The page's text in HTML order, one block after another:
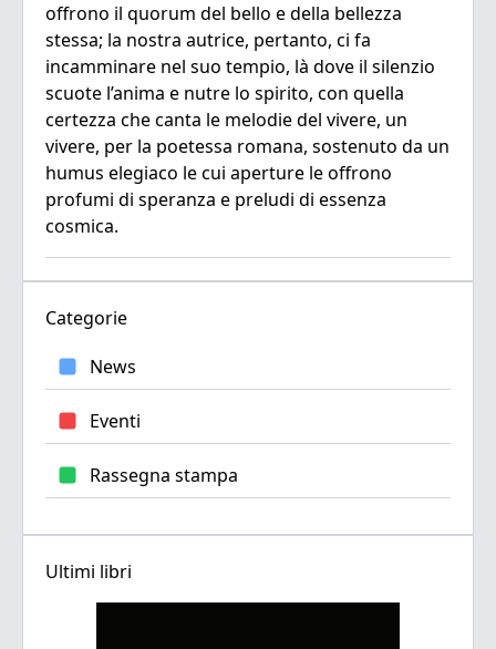
offrono il quorum del bello e della bellezza
stessa; la nostra autrice, pertanto, ci fa
incamminare nel suo tempio, là dove il silenzio
scuote l’anima e nutre lo spirito, con quella
certezza che canta le melodie del vivere, un
vivere, per la poetessa romana, sostenuto da un
humus elegiaco le cui aperture le offrono
profumi di speranza e preludi di essenza
cosmica.
Categorie
News
Eventi
Rassegna stampa
Ultimi libri